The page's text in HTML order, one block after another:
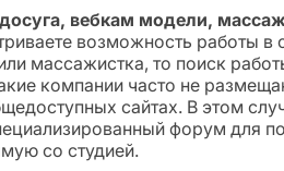
вебкам модели,
возможность работы в
массажистка, то поиск
компании часто не
сайтах. В этом
форум для
со студией.